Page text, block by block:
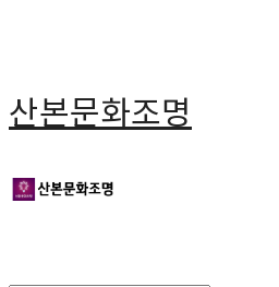
산본문화조명